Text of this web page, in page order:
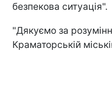
безпекова ситуація".
"Дякуємо за
Краматорській